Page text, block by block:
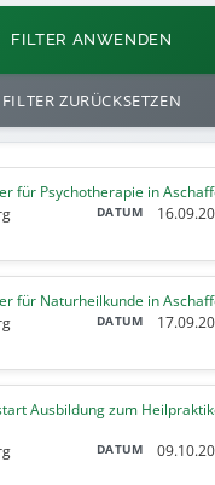
FILTER ANWENDEN
FILTER ZURÜCKSETZEN
für Psychotherapie in
für Naturheilkunde in
Ausbildung zum